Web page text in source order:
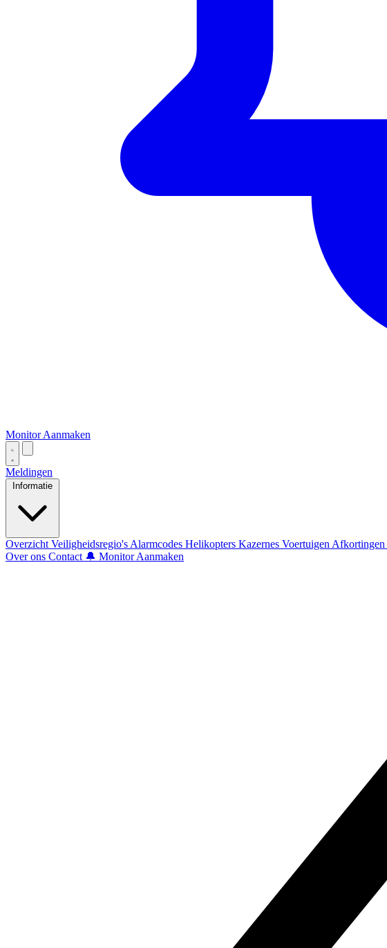
Monitor Aanmaken
Meldingen
Informatie
Overzicht Veiligheidsregio's Alarmcodes Helikopters Kazernes Voertuigen Afkortingen
Over ons Contact 🔔 Monitor Aanmaken